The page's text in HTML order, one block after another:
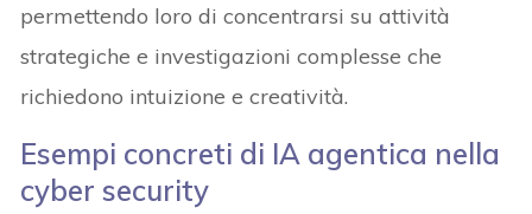
permettendo loro di concentrarsi su attività
strategiche e investigazioni complesse che
richiedono intuizione e creatività.
Esempi concreti di IA agentica nella
cyber security